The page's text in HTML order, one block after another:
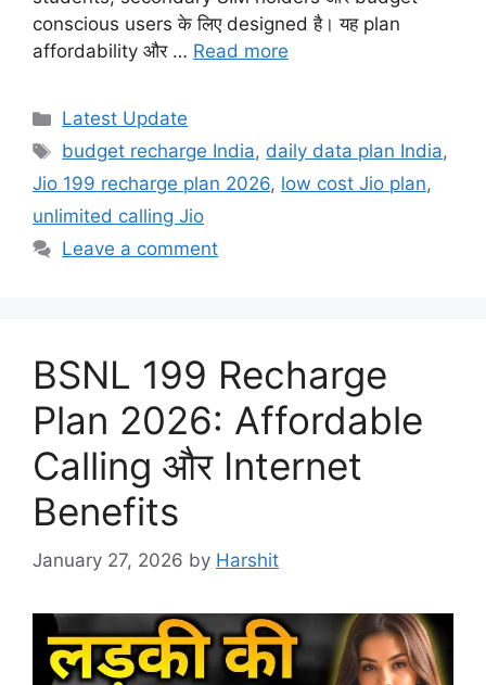
conscious users के लिए designed है। यह plan
affordability और … Read more
Categories
Latest Update
Tags
budget recharge India, daily data plan India,
Jio 199 recharge plan 2026, low cost Jio plan,
unlimited calling Jio
Leave a comment
BSNL 199 Recharge
Plan 2026: Affordable
Calling और Internet
Benefits
January 27, 2026 by Harshit